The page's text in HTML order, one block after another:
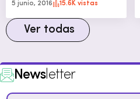
5 junio, 2016 15.6K vistas
Ver todas
Newsletter